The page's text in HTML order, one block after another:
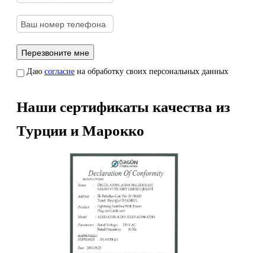
Даю согласие на обработку своих персональных данных
Наши сертификаты качества из
Турции и Марокко